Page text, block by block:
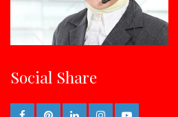
Social Share